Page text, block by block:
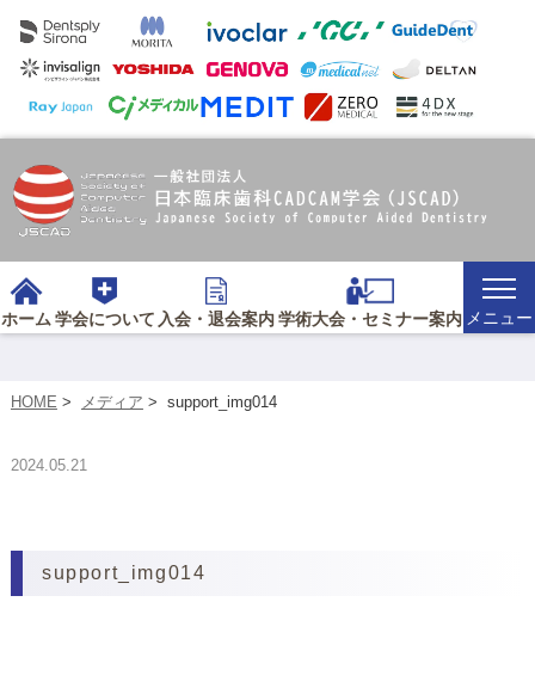
ホーム 学会について 入会・退会案内学術大会・セミナー案内 メニュー
HOME > メディア > support_img014
2024.05.21
support_img014